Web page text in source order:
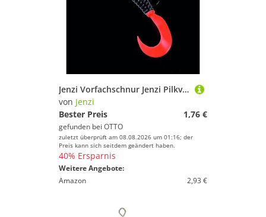
Jenzi Vorfachschnur Jenzi Pilkvorfach mit 1 Twister Rot Schwarz
von Jenzi
Bester Preis
1,76 €
gefunden bei OTTO
zuletzt überprüft am 08.08.2026 um 01:16; der
Preis kann sich seitdem geändert haben.
40% Ersparnis
Weitere Angebote:
Amazon
2,93 €